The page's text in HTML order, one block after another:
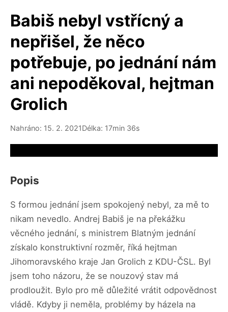
Babiš nebyl vstřícný a
nepřišel, že něco
potřebuje, po jednání nám
ani nepoděkoval, hejtman
Grolich
Nahráno: 15. 2. 2021Délka: 17min 36s
Popis
S formou jednání jsem spokojený nebyl, za mě to
nikam nevedlo. Andrej Babiš je na překážku
věcného jednání, s ministrem Blatným jednání
získalo konstruktivní rozměr, říká hejtman
Jihomoravského kraje Jan Grolich z KDU-ČSL. Byl
jsem toho názoru, že se nouzový stav má
prodloužit. Bylo pro mě důležité vrátit odpovědnost
vládě. Kdyby ji neměla, problémy by házela na